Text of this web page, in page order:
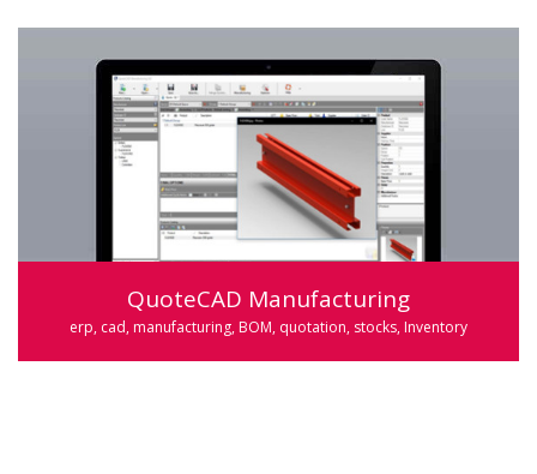
QuoteCAD Manufacturing
erp, cad, manufacturing, BOM, quotation, stocks, Inventory